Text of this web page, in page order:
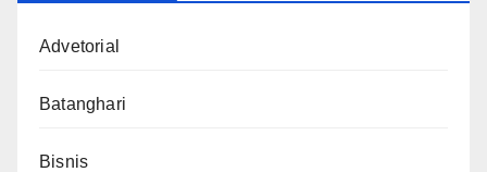
Advetorial
Batanghari
Bisnis